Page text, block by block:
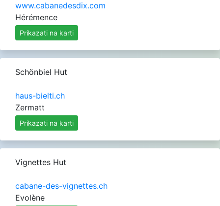
www.cabanedesdix.com
Hérémence
Prikazati na karti
Schönbiel Hut
haus-bielti.ch
Zermatt
Prikazati na karti
Vignettes Hut
cabane-des-vignettes.ch
Evolène